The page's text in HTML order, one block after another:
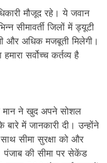
मौजूद रहे। ये जवान
सीमावर्ती जिलों में ड्यूटी
और अधिक मजबूती मिलेगी।
सर्वोच्च कर्तव्य है
मान ने खुद अपने सोशल
बारे में जानकारी दी। उन्होंने
सीमा सुरक्षा को और
की सीमा पर सेकेंड